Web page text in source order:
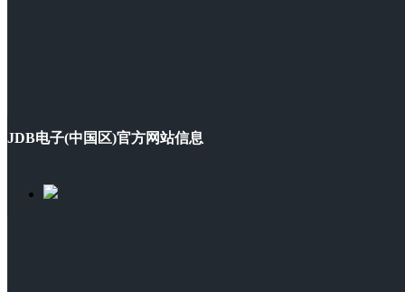
JDB电子(中国区)官方网站信息